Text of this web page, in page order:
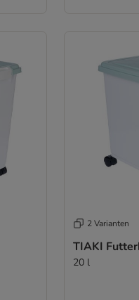
2 Varianten
TIAKI
20 l